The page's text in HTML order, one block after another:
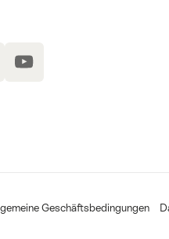
YouTube
Geschäftsbedingungen